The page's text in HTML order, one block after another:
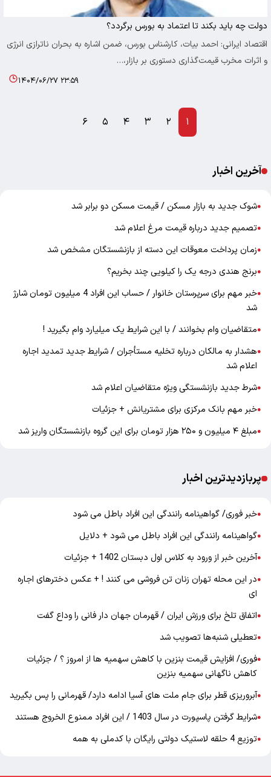
دولت چه باید بکند تا اعتماد به بورس برگردد؟
اقتصاد ایرانی: احمد بیات، کارشناس بورس، ضمن اشاره به بحران ناترازی انرژی
و اثرات مخرب قیمت‌گذاری دستوری بر بازار،…
۱۴۰۴/۰۶/۲۷ ۲۳:۵۹
۱ ۲ ۳ ۴ ۵ ۶
آخرین اخبار
●شوک جدید به بازار مسکن / قیمت مسکن دو برابر شد
●تصمیم جدید درباره قیمت مرغ اعلام شد
●زمان پرداخت معوقات این دسته از بازنشستگان مشخص شد
●برنج هندی درجه یک را کیلویی چند بخریم؟
●
خبر مهم برای سرپرستان خانوار / حساب این افراد 4 میلیون تومان شارژ
شد
●متقاضیان وام بخوانند / با این شرایط یک میلیارد وام بگیرید !
●هشدار به مالکان درباره تخلیه مستأجران / شرایط جدید تمدید اجاره
اعلام شد
●شرط جدید بازنشستگی ویژه متقاضیان اعلام شد
●خبر مهم بانک مرکزی برای مشتریانش + جزئیات
●مبلغ ۴ میلیون و ۲۵۰ هزار تومان برای این گروه بازنشستگان واریز شد
پربازدیدترین اخبار
●خبر فوری/ گواهینامه رانندگی این افراد باطل می شود
●گواهینامه رانندگی این افراد باطل می شود + دلایل
●آخرین خبر از ورود به کلاس اول دبستان 1402 + جزئیات
●در این محله تهران زنان تن فروشی می کنند ! + عکس دخترهای اجاره
ای
●اتفاق تلخ برای ورزش ایران / قهرمان جهان دار فانی را وداع گفت
●تعطیلی شنبه‌ها تصویب شد
●فوری/ افزایش قیمت بنزین با کاهش سهمیه ها از امروز ؟ / جزئیات
کاهش ناگهانی سهمیه بنزین
●آبروریزی قطر برای جام ملت های آسیا ادامه دارد/ قهرمانی را پس بگیرید
●شرایط گرفتن پاسپورت در سال 1403 / این افراد ممنوع الخروج هستند
●توزیع 4 حلقه لاستیک دولتی رایگان با کدملی به همه